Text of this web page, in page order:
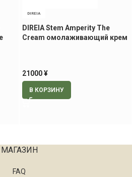
DIREIA
DIREIA Stem Amperity The
Cream омолаживающий крем
21000¥
В КОРЗИНУ
МАГАЗИН
FAQ